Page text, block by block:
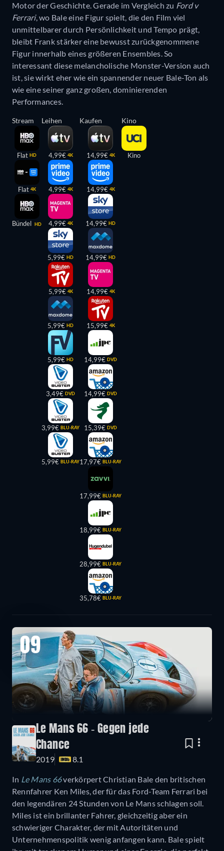
Motor der Geschichte. Gerade im Vergleich zu Ford v
Ferrari, wo Bale eine Figur spielt, die den Film viel
unmittelbarer durch Persönlichkeit und Tempo prägt,
bleibt Frank stärker eine bewusst zurückgenommene
Figur innerhalb eines größeren Ensembles. So
interessant diese melancholische Monster-Version auch
ist, sie wirkt eher wie ein spannender neuer Bale-Ton als
wie eine seiner ganz großen, dominierenden
Performances.
Stream
Flat HD
Flat 4K
Bündel HD
Leihen
4,99€ 4K
4,99€ 4K
4,99€ 4K
5,99€ HD
5,99€ 4K
5,99€ HD
5,99€ HD
3,49€ DVD
3,99€ BLU-RAY
5,99€ BLU-RAY
Kaufen
14,99€ 4K
14,99€ 4K
14,99€ HD
14,99€ HD
14,99€ 4K
15,99€ 4K
14,99€ DVD
14,99€ DVD
15,39€ DVD
17,97€ BLU-RAY
17,99€ BLU-RAY
18,99€ BLU-RAY
28,99€ BLU-RAY
35,78€ BLU-RAY
Kino
Kino
09
Le Mans 66 - Gegen jede
Chance
2019 8.1
In Le Mans 66verkörpert Christian Bale den britischen
Rennfahrer Ken Miles, der für das Ford-Team Ferrari bei
den legendären 24 Stunden von Le Mans schlagen soll.
Miles ist ein brillanter Fahrer, gleichzeitig aber ein
schwieriger Charakter, der mit Autoritäten und
Unternehmenspolitik wenig anfangen kann. Bale spielt